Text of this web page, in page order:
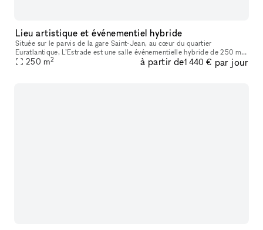
Lieu artistique et événementiel hybride
Située sur le parvis de la gare Saint-Jean, au cœur du quartier
Euratlantique, L’Estrade est une salle événementielle hybride de 250 m²,
pensée pour accueillir tous types d’événements professionnels
250 m2 à partir de1 440 € par jour